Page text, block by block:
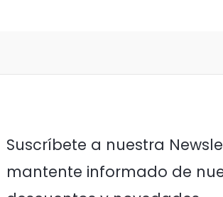
Suscríbete a nuestra
mantente informado de